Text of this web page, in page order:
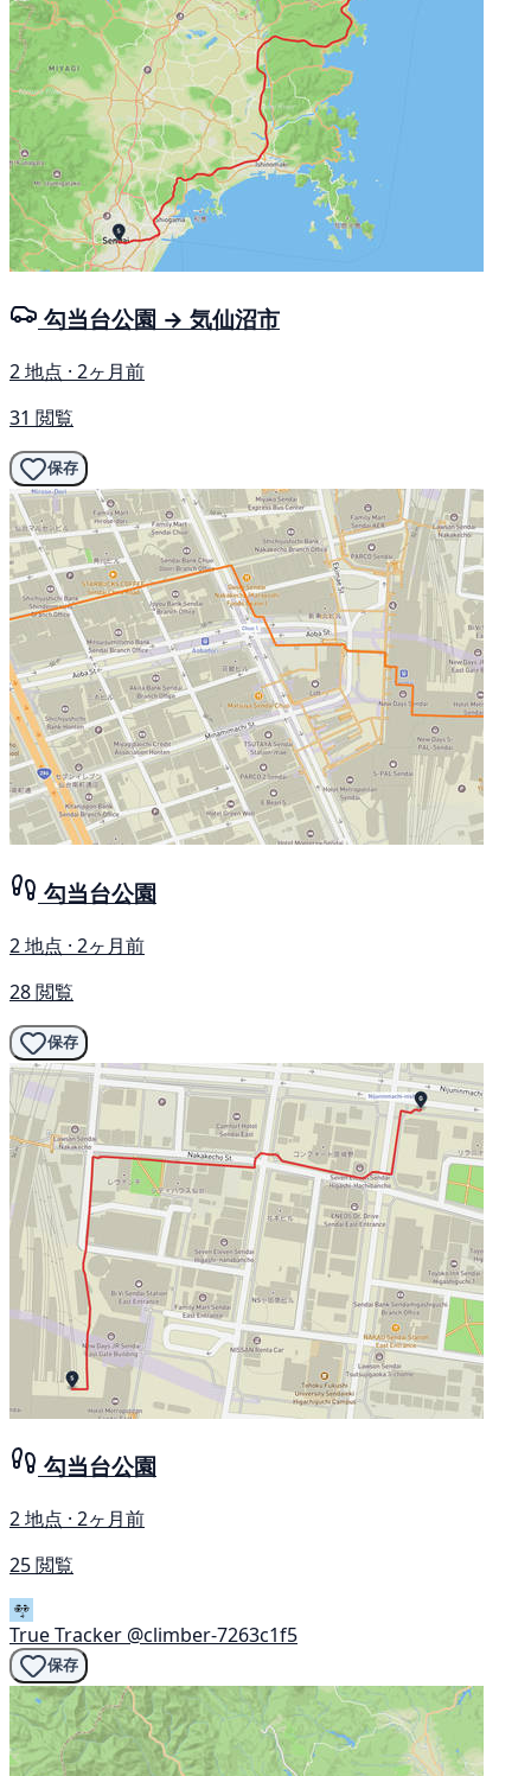
勾当台公園 → 気仙沼市
2 地点 · 2ヶ月前
31 閲覧
保存
勾当台公園
2 地点 · 2ヶ月前
28 閲覧
保存
勾当台公園
2 地点 · 2ヶ月前
25 閲覧
True Tracker @climber-7263c1f5
保存